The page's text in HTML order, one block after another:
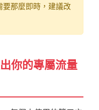
那麼即時，建議改
你的專屬流量